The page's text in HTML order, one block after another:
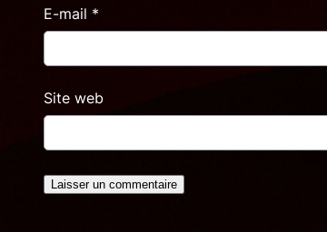
E-mail *
Site web